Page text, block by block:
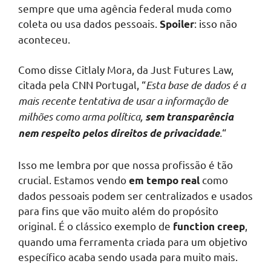
sempre que uma agência federal muda como
coleta ou usa dados pessoais. Spoiler: isso não
aconteceu.
Como disse Citlaly Mora, da Just Futures Law,
citada pela CNN Portugal, “Esta base de dados é a
mais recente tentativa de usar a informação de
milhões como arma política, sem transparência
nem respeito pelos direitos de privacidade.“
Isso me lembra por que nossa profissão é tão
crucial. Estamos vendoem tempo realcomo
dados pessoais podem ser centralizados e usados
para fins que vão muito além do propósito
original. É o clássico exemplo de function creep
quando uma ferramenta criada para um objetivo
específico acaba sendo usada para muito mais.